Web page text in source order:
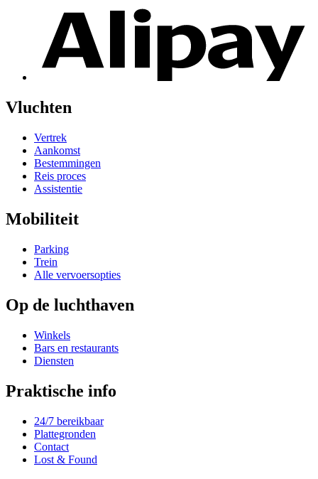
Vluchten
Vertrek
Aankomst
Bestemmingen
Reis proces
Assistentie
Mobiliteit
Parking
Trein
Alle vervoersopties
Op de luchthaven
Winkels
Bars en restaurants
Diensten
Praktische info
24/7 bereikbaar
Plattegronden
Contact
Lost & Found